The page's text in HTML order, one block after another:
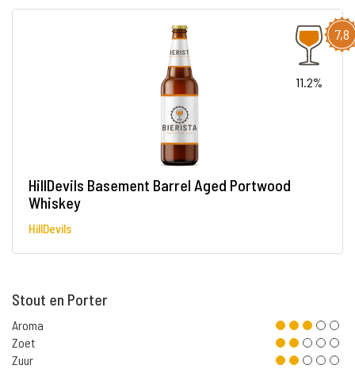
7,8
11.2%
HillDevils Basement Barrel Aged Portwood
Whiskey
HillDevils
Stout en Porter
Aroma
Zoet
Zuur